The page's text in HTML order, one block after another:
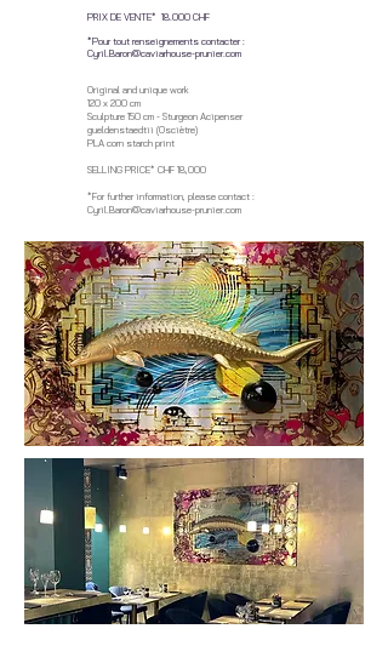
PRIX DE VENTE* 18.000 CHF
*Pour tout renseignements contacter :
Cyril.Baron@caviarhouse-prunier.com
Original and unique work
120 x 200 cm
Sculpture 150 cm - Sturgeon Acipenser
gueldenstaedtii (Osciètre)
PLA corn starch print
SELLING PRICE* CHF 18,000
*For further information, please contact :
Cyril.Baron@caviarhouse-prunier.com